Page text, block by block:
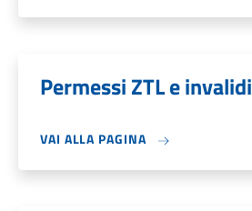
Permessi ZTL e invalidi
VAI ALLA PAGINA